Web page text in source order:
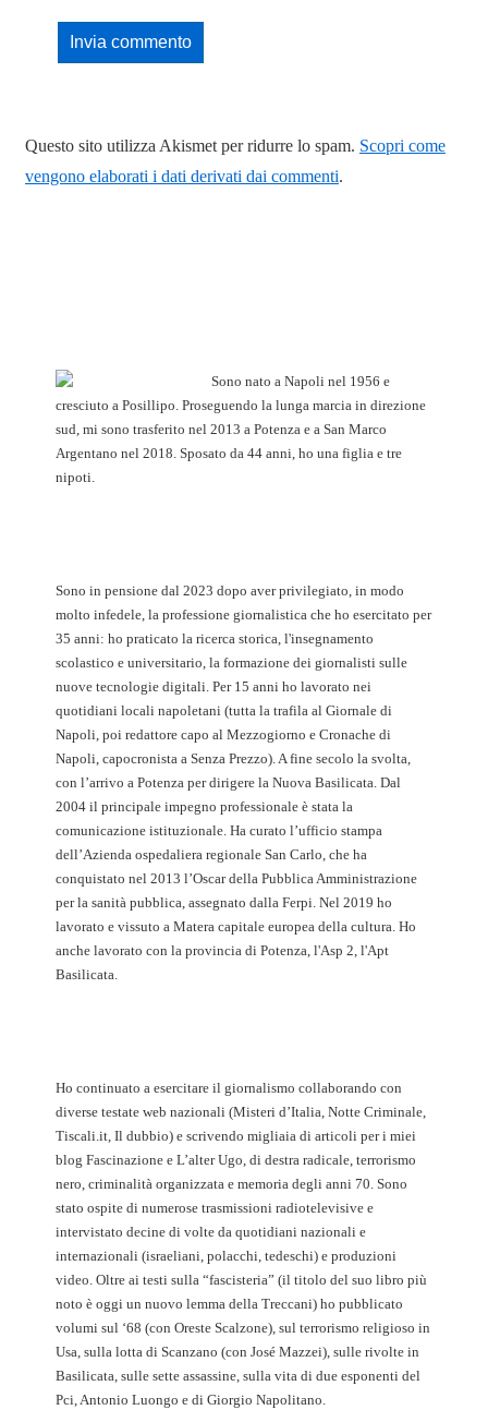
Questo sito utilizza Akismet per ridurre lo spam. Scopri come
vengono elaborati i dati derivati dai commenti.
Sono nato a Napoli nel 1956 e
cresciuto a Posillipo. Proseguendo la lunga marcia in direzione
sud, mi sono trasferito nel 2013 a Potenza e a San Marco
Argentano nel 2018. Sposato da 44 anni, ho una figlia e tre
nipoti.
Sono in pensione dal 2023 dopo aver privilegiato, in modo
molto infedele, la professione giornalistica che ho esercitato per
35 anni: ho praticato la ricerca storica, l'insegnamento
scolastico e universitario, la formazione dei giornalisti sulle
nuove tecnologie digitali. Per 15 anni ho lavorato nei
quotidiani locali napoletani (tutta la trafila al Giornale di
Napoli, poi redattore capo al Mezzogiorno e Cronache di
Napoli, capocronista a Senza Prezzo). A fine secolo la svolta,
con l’arrivo a Potenza per dirigere la Nuova Basilicata. Dal
2004 il principale impegno professionale è stata la
comunicazione istituzionale. Ha curato l’ufficio stampa
dell’Azienda ospedaliera regionale San Carlo, che ha
conquistato nel 2013 l’Oscar della Pubblica Amministrazione
per la sanità pubblica, assegnato dalla Ferpi. Nel 2019 ho
lavorato e vissuto a Matera capitale europea della cultura. Ho
anche lavorato con la provincia di Potenza, l'Asp 2, l'Apt
Basilicata.
Ho continuato a esercitare il giornalismo collaborando con
diverse testate web nazionali (Misteri d’Italia, Notte Criminale,
Tiscali.it, Il dubbio) e scrivendo migliaia di articoli per i miei
blog Fascinazione e L’alter Ugo, di destra radicale, terrorismo
nero, criminalità organizzata e memoria degli anni 70. Sono
stato ospite di numerose trasmissioni radiotelevisive e
intervistato decine di volte da quotidiani nazionali e
internazionali (israeliani, polacchi, tedeschi) e produzioni
video. Oltre ai testi sulla “fascisteria” (il titolo del suo libro più
noto è oggi un nuovo lemma della Treccani) ho pubblicato
volumi sul ‘68 (con Oreste Scalzone), sul terrorismo religioso in
Usa, sulla lotta di Scanzano (con José Mazzei), sulle rivolte in
Basilicata, sulle sette assassine, sulla vita di due esponenti del
Pci, Antonio Luongo e di Giorgio Napolitano.